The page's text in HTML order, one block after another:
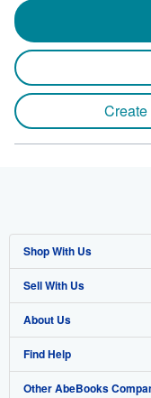
Shop With Us
Advanced Search
Browse Collections
My Account
My Orders
Sell With Us
Start Selling
Join Our Affiliate Program
Book Buyback
About Us
About AbeBooks
Media
Find Help
Help
Other AbeBooks